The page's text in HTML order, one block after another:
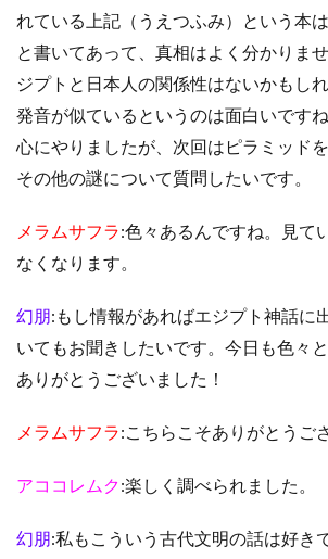
れている上記（うえつふみ）という本
と書いてあって、真相はよく分かりま
ジプトと日本人の関係性はないかもし
発音が似ているというのは面白いです
心にやりましたが、次回はピラミッド
その他の謎について質問したいです。
メラムサフラ:色々あるんですね。見て
なくなります。
幻朋:もし情報があればエジプト神話に
いてもお聞きしたいです。今日も色々
ありがとうございました！
メラムサフラ:こちらこそありがとうご
アココレムク:楽しく調べられました。
幻朋:私もこういう古代文明の話は好き